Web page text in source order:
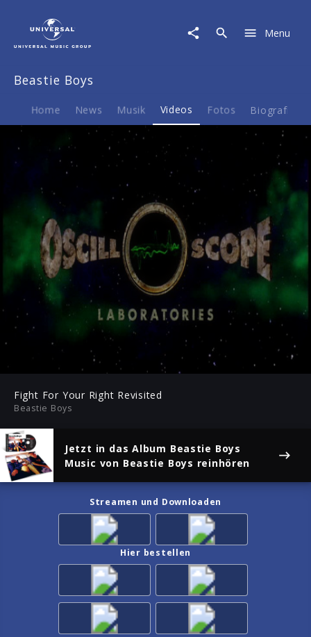
Video
Fight
Right
Menu
Beastie Boys
Home News Musik Videos Fotos Biografie
Play
-29:45
Mute
Fight For Your Right Revisited
Beastie Boys
Jetzt in das Album Beastie Boys
Music von Beastie Boys reinhören
Streamen und Downloaden
Hier bestellen